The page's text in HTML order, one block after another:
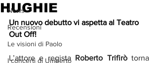
News
Recensioni
Le visioni di Paolo
I concerti di Umberto
HUGHIE
Un nuovo debutto vi aspetta al Teatro
Out Off!
L’attore e regista Roberto Trifirò torna